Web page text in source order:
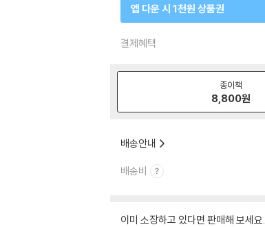
앱 다운 시 1천원 상품권
결제혜택
종이책
8,800원
배송안내
배송비
이미 소장하고 있다면 판매해 보세요.